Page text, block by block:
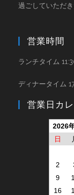
過ごしていただ
営業時間
ランチタイム
ディナータイム
営業日カ
2026
日
2
9
16